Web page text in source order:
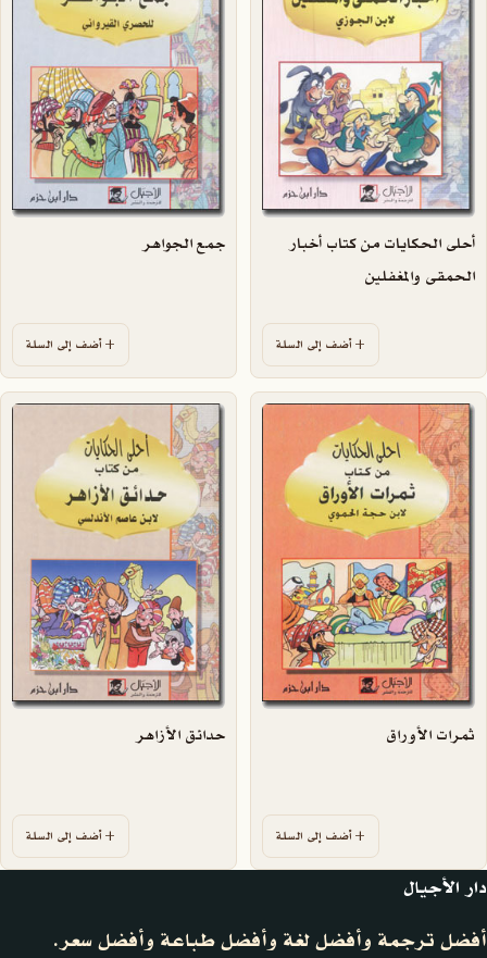
أحلى الحكايات من كتاب أخبار
الحمقى والمغفلين
أضف إلى السلة
جمع الجواهر
أضف إلى السلة
ثمرات الأوراق
أضف إلى السلة
حدائق الأزاهر
أضف إلى السلة
دار الأجيال
أفضل ترجمة وأفضل لغة وأفضل طباعة وأفضل سعر.